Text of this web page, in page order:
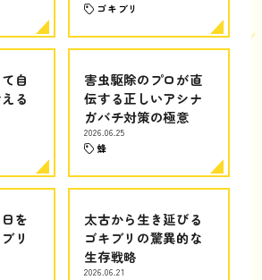
ゴキブリ
自
る
害虫駆除のプロが直
伝する正しいアシナ
ガバチ対策の極意
2026.06.25
蜂
を
リ
太古から生き延びる
ゴキブリの驚異的な
生存戦略
2026.06.21